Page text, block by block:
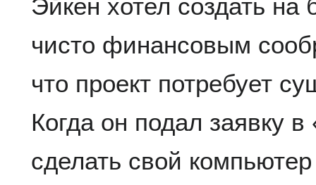
Эйкен хотел создать на
чисто финансовым
что проект потребует
Когда он подал заявку
сделать свой